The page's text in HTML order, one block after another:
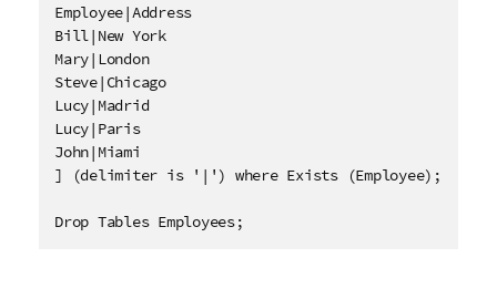
Employee|Address
Bill|New York
Mary|London
Steve|Chicago
Lucy|Madrid
Lucy|Paris
John|Miami
] (delimiter is '|') where Exists (Employee);
Drop Tables Employees;